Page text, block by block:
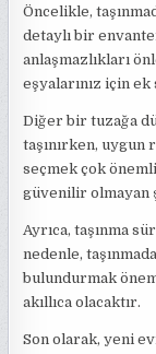
Öncelikle,
detaylı bir
anlaşmazlıkları
eşyalarınız için
Diğer bir tuzağa
taşınırken, uygun
seçmek çok
güvenilir olmayan
Ayrıca, taşınma
nedenle,
bulundurmak
akıllıca olacaktır.
Son olarak, yeni